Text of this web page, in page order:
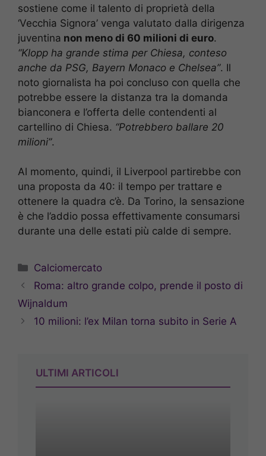
sostiene come il talento di proprietà della
‘Vecchia Signora’ venga valutato dalla dirigenza
juventina non meno di 60 milioni di euro.
“Klopp ha grande stima per Chiesa, conteso
anche da PSG, Bayern Monaco e Chelsea”. Il
noto giornalista ha poi concluso con quella che
potrebbe essere la distanza tra la domanda
bianconera e l’offerta delle contendenti al
cartellino di Chiesa. “Potrebbero ballare 20
milioni”.
Al momento, quindi, il Liverpool partirebbe con
una proposta da 40: il tempo per trattare e
ottenere la quadra c’è. Da Torino, la sensazione
è che l’addio possa effettivamente consumarsi
durante una delle estati più calde di sempre.
Categorie
Calciomercato
Roma: altro grande colpo, prende il posto di
Wijnaldum
10 milioni: l’ex Milan torna subito in Serie A
ULTIMI ARTICOLI